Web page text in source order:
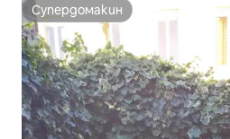
Супердомакин
Супердомакин